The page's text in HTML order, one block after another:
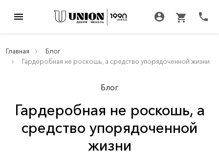
menu account_circle shopping_cart call
Главная
Блог
Гардеробная не роскошь, а средство упорядоченной жизни
Блог
Гардеробная не роскошь, а
средство упорядоченной
жизни